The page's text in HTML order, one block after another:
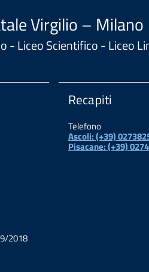
Virgilio – Milano
- Liceo Scientifico - Liceo
2018
Recapiti
Telefono
Ascoli: (+39)
Pisacane: (+39)